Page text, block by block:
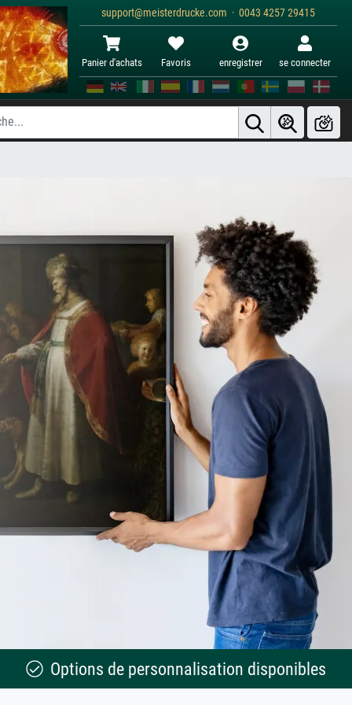
support@meisterdrucke.com · 0043 4257 29415
Panier d'achats Favoris enregistrer se connecter
Options de personnalisation disponibles